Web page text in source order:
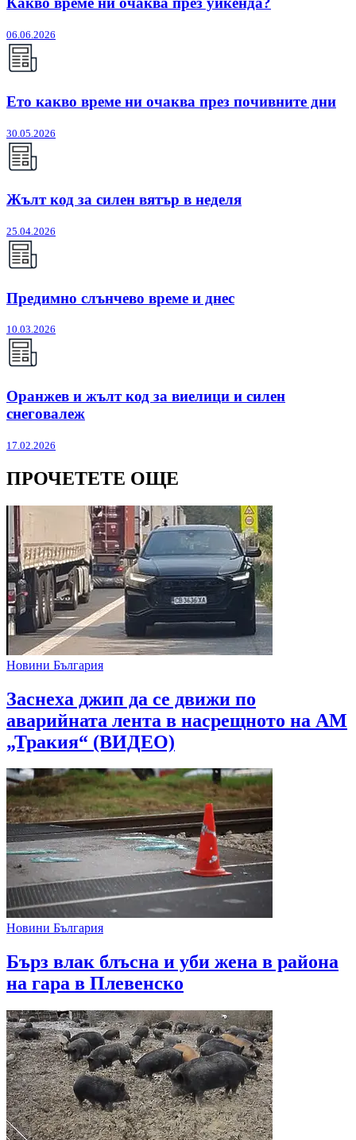
06.06.2026
Ето какво време ни очаква през почивните дни
30.05.2026
Жълт код за силен вятър в неделя
25.04.2026
Предимно слънчево време и днес
10.03.2026
Оранжев и жълт код за виелици и силен
снеговалеж
17.02.2026
ПРОЧЕТЕТЕ ОЩЕ
Новини България
Заснеха джип да се движи по
аварийната лента в насрещното на АМ
„Тракия“ (ВИДЕО)
Новини България
Бърз влак блъсна и уби жена в района
на гара в Плевенско